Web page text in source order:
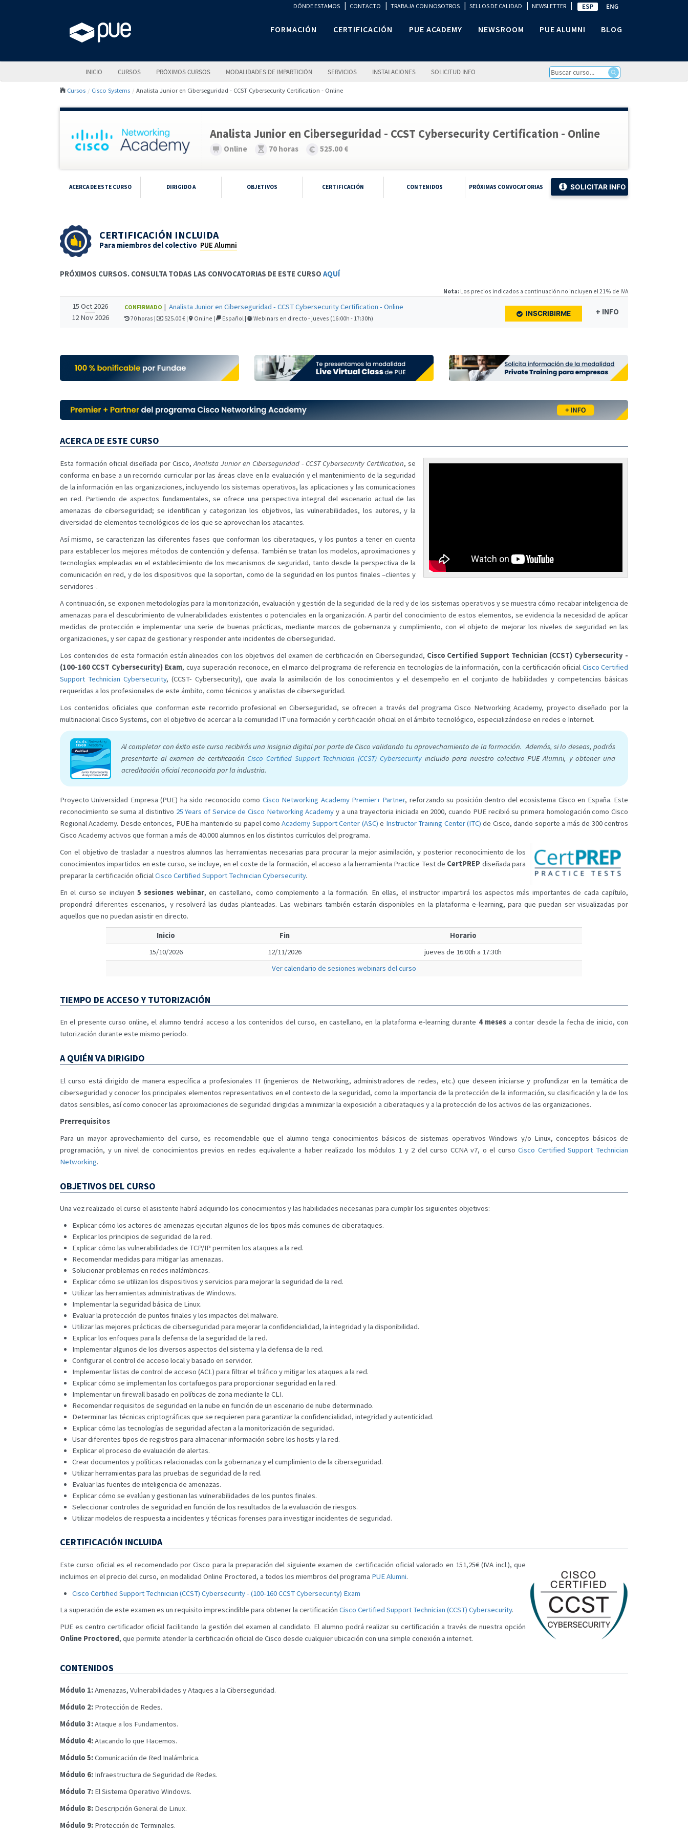
DÓNDE ESTAMOS | CONTACTO | TRABAJA CON NOSOTROS | SELLOS DE CALIDAD | NEWSLETTER |
FORMACIÓN CERTIFICACIÓN PUE ACADEMY NEWSROOM PUE ALUMNI BLOG
INICIO CURSOS PRÓXIMOS CURSOS MODALIDADES DE IMPARTICIÓN SERVICIOS INSTALACIONES SOLICITUD INFO
Cursos Cisco Systems Analista Junior en Ciberseguridad - CCST Cybersecurity Certification - Online
Analista Junior en Ciberseguridad - CCST Cybersecurity Certification - Online
Online 70 horas 525.00 €
ACERCA DE ESTE CURSO DIRIGIDO A OBJETIVOS CERTIFICACIÓN CONTENIDOS PRÓXIMAS CONVOCATORIAS SOLICITAR INFO
CERTIFICACIÓN INCLUIDA
Para miembros del colectivo PUE Alumni
PRÓXIMOS CURSOS. CONSULTA TODAS LAS CONVOCATORIAS DE ESTE CURSO AQUÍ
Nota: Los precios indicados a continuación no incluyen el 21% de IVA
15 Oct 2026
12 Nov 2026
CONFIRMADO | Analista Junior en Ciberseguridad - CCST Cybersecurity Certification - Online
70 horas | 525.00 € | Online | Español | Webinars en directo - jueves (16:00h - 17:30h)
INSCRIBIRME + INFO
ACERCA DE ESTE CURSO
Esta formación oficial diseñada por Cisco,Analista Junior en Ciberseguridad - CCST Cybersecurity Certification, se
conforma en base a un recorrido curricular por las áreas clave en la evaluación y el mantenimiento de la seguridad
de la información en las organizaciones, incluyendo los sistemas operativos, las aplicaciones y las comunicaciones
en red. Partiendo de aspectos fundamentales, se ofrece una perspectiva integral del escenario actual de las
amenazas de ciberseguridad; se identifican y categorizan los objetivos, las vulnerabilidades, los autores, y la
diversidad de elementos tecnológicos de los que se aprovechan los atacantes.
Así mismo, se caracterizan las diferentes fases que conforman los ciberataques, y los puntos a tener en cuenta
para establecer los mejores métodos de contención y defensa. También se tratan los modelos, aproximaciones y
tecnologías empleadas en el establecimiento de los mecanismos de seguridad, tanto desde la perspectiva de la
comunicación en red, y de los dispositivos que la soportan, como de la seguridad en los puntos finales –clientes y
servidores-.
A continuación, se exponen metodologías para la monitorización, evaluación y gestión de la seguridad de la red y de los sistemas operativos y se muestra cómo recabar inteligencia de
amenazas para el descubrimiento de vulnerabilidades existentes o potenciales en la organización. A partir del conocimiento de estos elementos, se evidencia la necesidad de aplicar
medidas de protección e implementar una serie de buenas prácticas, mediante marcos de gobernanza y cumplimiento, con el objeto de mejorar los niveles de seguridad en las
organizaciones, y ser capaz de gestionar y responder ante incidentes de ciberseguridad.
Los contenidos de esta formación están alineados con los objetivos del examen de certificación en Ciberseguridad, Cisco Certified Support Technician (CCST) Cybersecurity -
(100-160 CCST Cybersecurity) Exam, cuya superación reconoce, en el marco del programa de referencia en tecnologías de la información, con la certificación oficial Cisco Certified
Support Technician Cybersecurity, (CCST- Cybersecurity), que avala la asimilación de los conocimientos y el desempeño en el conjunto de habilidades y competencias básicas
requeridas a los profesionales de este ámbito, como técnicos y analistas de ciberseguridad.
Los contenidos oficiales que conforman este recorrido profesional en Ciberseguridad, se ofrecen a través del programa Cisco Networking Academy, proyecto diseñado por la
multinacional Cisco Systems, con el objetivo de acercar a la comunidad IT una formación y certificación oficial en el ámbito tecnológico, especializándose en redes e Internet.
Al completar con éxito este curso recibirás una insignia digital por parte de Cisco validando tu aprovechamiento de la formación. Además, si lo deseas, podrás
presentarte al examen de certificaciónCisco Certified Support Technician (CCST) Cybersecurityincluido para nuestro colectivo PUE Alumni, y obtener una
acreditación oficial reconocida por la industria.
Proyecto Universidad Empresa (PUE) ha sido reconocido como Cisco Networking Academy Premier+ Partner, reforzando su posición dentro del ecosistema Cisco en España. Este
reconocimiento se suma al distintivo 25 Years of Service de Cisco Networking Academy y a una trayectoria iniciada en 2000, cuando PUE recibió su primera homologación como Cisco
Regional Academy. Desde entonces, PUE ha mantenido su papel comoAcademy Support Center (ASC) e Instructor Training Center (ITC) de Cisco, dando soporte a más de 300 centros
Cisco Academy activos que forman a más de 40.000 alumnos en los distintos currículos del programa.
Con el objetivo de trasladar a nuestros alumnos las herramientas necesarias para procurar la mejor asimilación, y posterior reconocimiento de los
conocimientos impartidos en este curso, se incluye, en el coste de la formación, el acceso a la herramienta Practice Test de CertPREP diseñada para
preparar la certificación oficialCisco Certified Support Technician Cybersecurity.
En el curso se incluyen 5 sesiones webinar, en castellano, como complemento a la formación. En ellas, el instructor impartirá los aspectos más importantes de cada capítulo,
propondrá diferentes escenarios, y resolverá las dudas planteadas. Las webinars también estarán disponibles en la plataforma e-learning, para que puedan ser visualizadas por
aquellos que no puedan asistir en directo.
Inicio Fin
Horario
15/10/2026
12/11/2026
jueves de 16:00h a 17:30h
Ver calendario de sesiones webinars del curso
TIEMPO DE ACCESO Y TUTORIZACIÓN
En el presente curso online, el alumno tendrá acceso a los contenidos del curso, en castellano, en la plataforma e-learning durante 4 meses a contar desde la fecha de inicio, con
tutorización durante este mismo periodo.
A QUIÉN VA DIRIGIDO
El curso está dirigido de manera específica a profesionales IT (ingenieros de Networking, administradores de redes, etc.) que deseen iniciarse y profundizar en la temática de
ciberseguridad y conocer los principales elementos representativos en el contexto de la seguridad, como la importancia de la protección de la información, su clasificación y la de los
datos sensibles, así como conocer las aproximaciones de seguridad dirigidas a minimizar la exposición a ciberataques y a la protección de los activos de las organizaciones.
Prerrequisitos
Para un mayor aprovechamiento del curso, es recomendable que el alumno tenga conocimientos básicos de sistemas operativos Windows y/o Linux, conceptos básicos de
programación, y un nivel de conocimientos previos en redes equivalente a haber realizado los módulos 1 y 2 del curso CCNA v7, o el cursoCisco Certified Support Technician
Networking.
OBJETIVOS DEL CURSO
Una vez realizado el curso el asistente habrá adquirido los conocimientos y las habilidades necesarias para cumplir los siguientes objetivos:
Explicar cómo los actores de amenazas ejecutan algunos de los tipos más comunes de ciberataques.
Explicar los principios de seguridad de la red.
Explicar cómo las vulnerabilidades de TCP/IP permiten los ataques a la red.
Recomendar medidas para mitigar las amenazas.
Solucionar problemas en redes inalámbricas.
Explicar cómo se utilizan los dispositivos y servicios para mejorar la seguridad de la red.
Utilizar las herramientas administrativas de Windows.
Implementar la seguridad básica de Linux.
Evaluar la protección de puntos finales y los impactos del malware.
Utilizar las mejores prácticas de ciberseguridad para mejorar la confidencialidad, la integridad y la disponibilidad.
Explicar los enfoques para la defensa de la seguridad de la red.
Implementar algunos de los diversos aspectos del sistema y la defensa de la red.
Configurar el control de acceso local y basado en servidor.
Implementar listas de control de acceso (ACL) para filtrar el tráfico y mitigar los ataques a la red.
Explicar cómo se implementan los cortafuegos para proporcionar seguridad en la red.
Implementar un firewall basado en políticas de zona mediante la CLI.
Recomendar requisitos de seguridad en la nube en función de un escenario de nube determinado.
Determinar las técnicas criptográficas que se requieren para garantizar la confidencialidad, integridad y autenticidad.
Explicar cómo las tecnologías de seguridad afectan a la monitorización de seguridad.
Usar diferentes tipos de registros para almacenar información sobre los hosts y la red.
Explicar el proceso de evaluación de alertas.
Crear documentos y políticas relacionadas con la gobernanza y el cumplimiento de la ciberseguridad.
Utilizar herramientas para las pruebas de seguridad de la red.
Evaluar las fuentes de inteligencia de amenazas.
Explicar cómo se evalúan y gestionan las vulnerabilidades de los puntos finales.
Seleccionar controles de seguridad en función de los resultados de la evaluación de riesgos.
Utilizar modelos de respuesta a incidentes y técnicas forenses para investigar incidentes de seguridad.
CERTIFICACIÓN INCLUIDA
Este curso oficial es el recomendado por Cisco para la preparación del siguiente examen de certificación oficial valorado en 151,25€ (IVA incl.), que
incluimos en el precio del curso, en modalidad Online Proctored, a todos los miembros del programa PUE Alumni.
Cisco Certified Support Technician (CCST) Cybersecurity - (100-160 CCST Cybersecurity) Exam
La superación de este examen es un requisito imprescindible para obtener la certificación Cisco Certified Support Technician (CCST) Cybersecurity.
PUE es centro certificador oficial facilitando la gestión del examen al candidato. El alumno podrá realizar su certificación a través de nuestra opción
Online Proctored, que permite atender la certificación oficial de Cisco desde cualquier ubicación con una simple conexión a internet.
CONTENIDOS
Módulo 1:Amenazas, Vulnerabilidades y Ataques a la Ciberseguridad.
Módulo 2: Protección de Redes.
Módulo 3:Ataque a los Fundamentos.
Módulo 4:Atacando lo que Hacemos.
Módulo 5:Comunicación de Red Inalámbrica.
Módulo 6: Infraestructura de Seguridad de Redes.
Módulo 7: El Sistema Operativo Windows.
Módulo 8: Descripción General de Linux.
Módulo 9: Protección de Terminales.